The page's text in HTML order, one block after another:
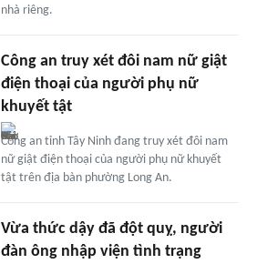
nhà riêng.
Công an truy xét đôi nam nữ giật
điện thoại của người phụ nữ
khuyết tật
Công an tỉnh Tây Ninh đang truy xét đôi nam
nữ giật điện thoại của người phụ nữ khuyết
tật trên địa bàn phường Long An.
Vừa thức dậy đã đột quỵ, người
đàn ông nhập viện tình trạng